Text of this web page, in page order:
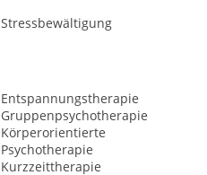
Stressbewältigung
Entspannungstherapie
Gruppenpsychotherapie
Körperorientierte
Psychotherapie
Kurzzeittherapie